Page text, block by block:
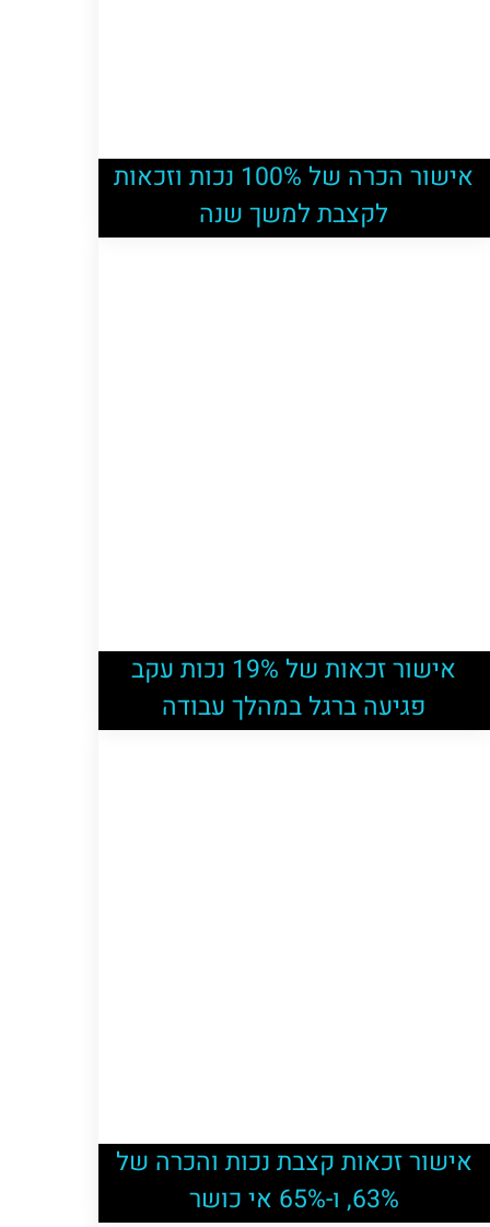
אישור הכרה של 100% נכות וזכאות
לקצבת למשך שנה
אישור זכאות של 19% נכות עקב
פגיעה ברגל במהלך עבודה
אישור זכאות קצבת נכות והכרה של
63%, ו-65% אי כושר